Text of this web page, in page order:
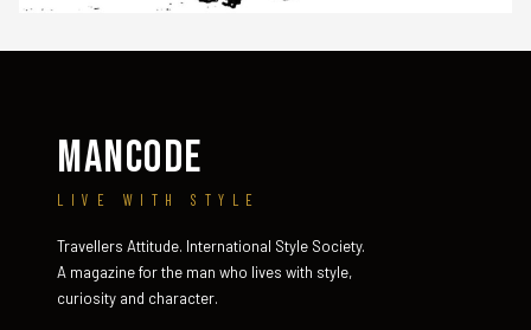
MANCODE
LIVE WITH STYLE
Travellers Attitude. International Style Society.
A magazine for the man who lives with style,
curiosity and character.